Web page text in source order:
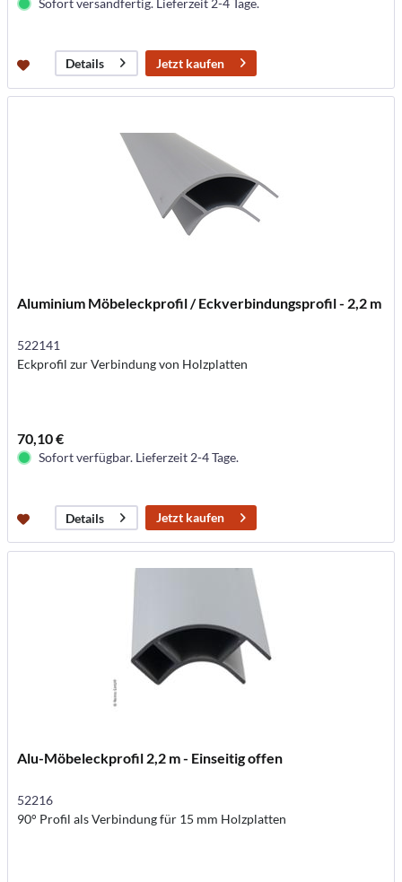
Details Jetzt kaufen
Aluminium Möbeleckprofil / Eckverbindungsprofil - 2,2 m
522141
Eckprofil zur Verbindung von Holzplatten
70,10 €
Sofort verfügbar. Lieferzeit 2-4 Tage.
Details Jetzt kaufen
Alu-Möbeleckprofil 2,2 m - Einseitig offen
52216
90° Profil als Verbindung für 15 mm Holzplatten